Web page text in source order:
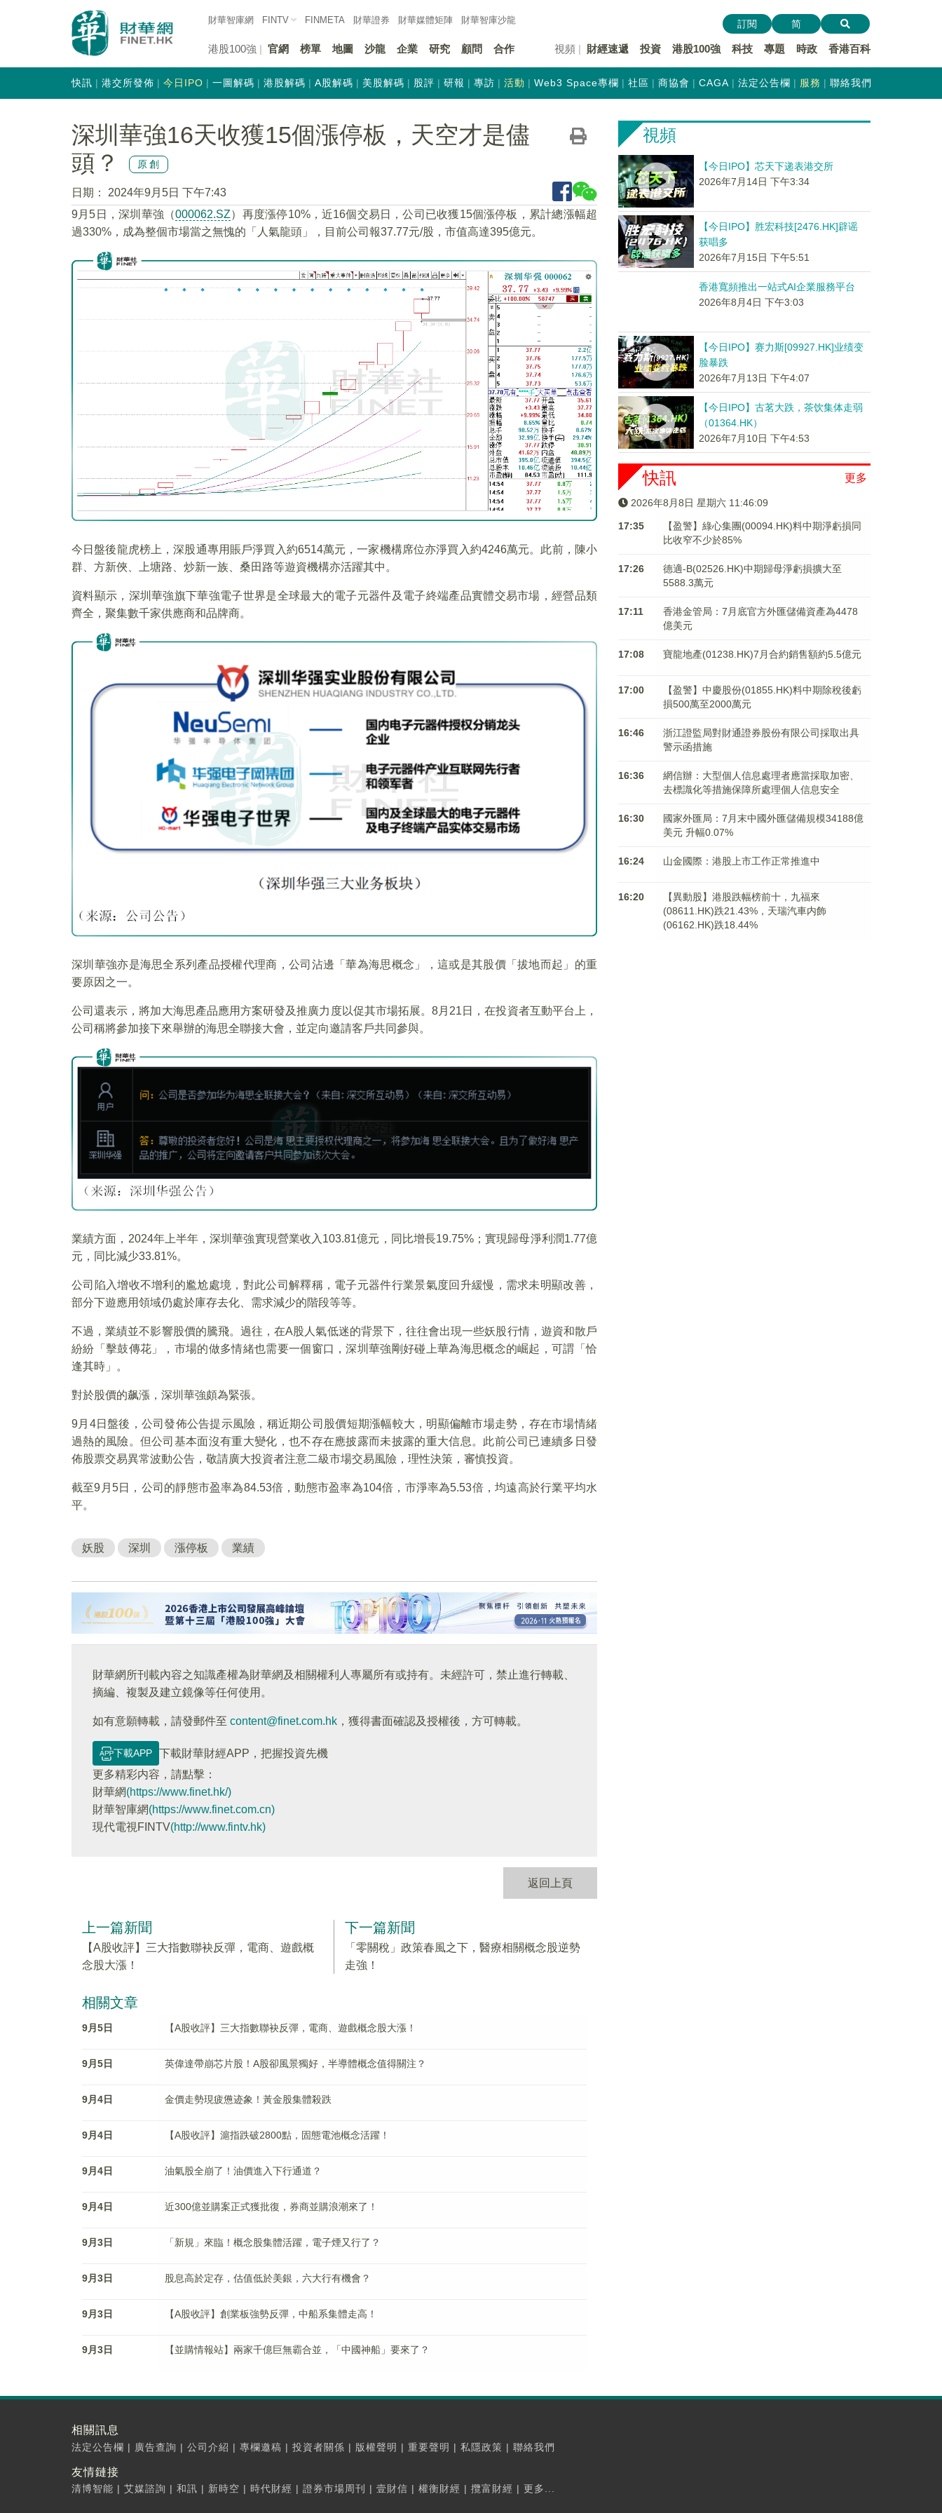
財華智庫網 FINTV FINMETA 財華證券 財華媒體矩陣 財華智庫沙龍
港股100強 官網 榜單 地圖 沙龍 企業 研究 顧問 合作 視頻 財經速遞 投資 港股100強 科技 專題 時政 香港百科
訂閱 简
快訊 港交所發佈 今日IPO 一圖解碼 港股解碼 A股解碼 美股解碼 股評 研報 專訪 活動 Web3 Space專欄 社區 商協會 CAGA 法定公告欄 服務 聯絡我們
深圳華強16天收獲15個漲停板，天空才是儘
頭？
原創
日期：
2024年9月5日 下午7:43
9月5日，深圳華強（000062.SZ）再度漲停10%，近16個交易日，公司已收獲15個漲停板，累計總漲幅超
過330%，成為整個市場當之無愧的「人氣龍頭」，目前公司報37.77元/股，市值高達395億元。
今日盤後龍虎榜上，深股通專用賬戶淨買入約6514萬元，一家機構席位亦淨買入約4246萬元。此前，陳小
群、方新俠、上塘路、炒新一族、桑田路等遊資機構亦活躍其中。
資料顯示，深圳華強旗下華強電子世界是全球最大的電子元器件及電子終端產品實體交易市場，經營品類
齊全，聚集數千家供應商和品牌商。
深圳華強亦是海思全系列產品授權代理商，公司沾邊「華為海思概念」，這或是其股價「拔地而起」的重
要原因之一。
公司還表示，將加大海思產品應用方案研發及推廣力度以促其市場拓展。8月21日，在投資者互動平台上，
公司稱將參加接下來舉辦的海思全聯接大會，並定向邀請客戶共同參與。
業績方面，2024年上半年，深圳華強實現營業收入103.81億元，同比增長19.75%；實現歸母淨利潤1.77億
元，同比減少33.81%。
公司陷入增收不增利的尷尬處境，對此公司解釋稱，電子元器件行業景氣度回升緩慢，需求未明顯改善，
部分下遊應用領域仍處於庫存去化、需求減少的階段等等。
不過，業績並不影響股價的騰飛。過往，在A股人氣低迷的背景下，往往會出現一些妖股行情，遊資和散戶
紛紛「擊鼓傳花」，市場的做多情緒也需要一個窗口，深圳華強剛好碰上華為海思概念的崛起，可謂「恰
逢其時」。
對於股價的飙漲，深圳華強頗為緊張。
9月4日盤後，公司發佈公告提示風險，稱近期公司股價短期漲幅較大，明顯偏離市場走勢，存在市場情緒
過熱的風險。但公司基本面沒有重大變化，也不存在應披露而未披露的重大信息。此前公司已連續多日發
佈股票交易異常波動公告，敬請廣大投資者注意二級市場交易風險，理性決策，審慎投資。
截至9月5日，公司的靜態市盈率為84.53倍，動態市盈率為104倍，市淨率為5.53倍，均遠高於行業平均水
平。
妖股 深圳 漲停板 業績
財華網所刊載內容之知識產權為財華網及相關權利人專屬所有或持有。未經許可，禁止進行轉載、
摘編、複製及建立鏡像等任何使用。
如有意願轉載，請發郵件至 content@finet.com.hk ，獲得書面確認及授權後，方可轉載。
下載APP
下載財華財經APP，把握投資先機
更多精彩内容，請點擊：
財華網(https://www.finet.hk/)
財華智庫網(https://www.finet.com.cn)
現代電視FINTV(http://www.fintv.hk)
返回上頁
上一篇新聞
【A股收評】三大指數聯袂反彈，電商、遊戲概
念股大漲！
下一篇新聞
「零關稅」政策春風之下，醫療相關概念股逆勢
走強！
相關文章
9月5日 【A股收評】三大指數聯袂反彈，電商、遊戲概念股大漲！
9月5日 英偉達帶崩芯片股！A股卻風景獨好，半導體概念值得關注？
9月4日 金價走勢現疲憊迹象！黃金股集體殺跌
9月4日 【A股收評】滬指跌破2800點，固態電池概念活躍！
9月4日 油氣股全崩了！油價進入下行通道？
9月4日 近300億並購案正式獲批復，券商並購浪潮來了！
9月3日 「新規」來臨！概念股集體活躍，電子煙又行了？
9月3日 股息高於定存，估值低於美銀，六大行有機會？
9月3日 【A股收評】創業板強勢反彈，中船系集體走高！
9月3日 【並購情報站】兩家千億巨無霸合並，「中國神船」要來了？
視頻
【今日IPO】芯天下递表港交所
2026年7月14日 下午3:34
【今日IPO】胜宏科技[2476.HK]辟谣
获唱多
2026年7月15日 下午5:51
香港寬頻推出一站式AI企業服務平台
2026年8月4日 下午3:03
【今日IPO】赛力斯[09927.HK]业绩变
脸暴跌
2026年7月13日 下午4:07
【今日IPO】古茗大跌，茶饮集体走弱
（01364.HK）
2026年7月10日 下午4:53
更多
快訊
2026年8月8日 星期六 11:46:10
17:35
【盈警】綠心集團(00094.HK)料中期淨虧損同
比收窄不少於85%
17:26
德適-B(02526.HK)中期歸母淨虧損擴大至
5588.3萬元
17:11
香港金管局：7月底官方外匯儲備資產為4478
億美元
17:08 寶龍地產(01238.HK)7月合約銷售額約5.5億元
17:00
【盈警】中慶股份(01855.HK)料中期除稅後虧
損500萬至2000萬元
16:46
浙江證監局對財通證券股份有限公司採取出具
警示函措施
16:36
網信辦：大型個人信息處理者應當採取加密、
去標識化等措施保障所處理個人信息安全
16:30
國家外匯局：7月末中國外匯儲備規模34188億
美元 升幅0.07%
16:24 山金國際：港股上市工作正常推進中
16:20
【異動股】港股跌幅榜前十，九福來
(08611.HK)跌21.43%，天瑞汽車内飾
(06162.HK)跌18.44%
相關訊息
法定公告欄 | 廣告查詢 | 公司介紹 | 專欄邀稿 | 投資者關係 | 版權聲明 | 重要聲明 | 私隱政策 | 聯絡我們
友情鏈接
清博智能 | 艾媒諮詢 | 和訊 | 新時空 | 時代財經 | 證券市場周刊 | 壹財信 | 權衡財經 | 攬富財經 | 更多...